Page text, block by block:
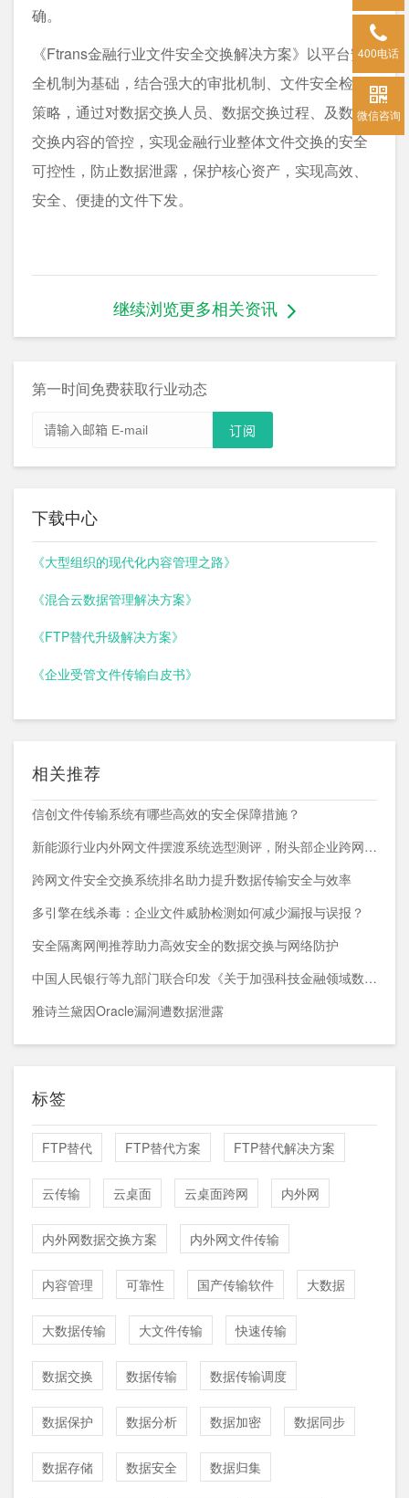
确。
《Ftrans金融行业文件安全交换解决方案》以平台安
全机制为基础，结合强大的审批机制、文件安全检查
策略，通过对数据交换人员、数据交换过程、及数据
交换内容的管控，实现金融行业整体文件交换的安全
可控性，防止数据泄露，保护核心资产，实现高效、
安全、便捷的文件下发。
继续浏览更多相关资讯
第一时间免费获取行业动态
下载中心
《大型组织的现代化内容管理之路》
《混合云数据管理解决方案》
《FTP替代升级解决方案》
《企业受管文件传输白皮书》
相关推荐
信创文件传输系统有哪些高效的安全保障措施？
新能源行业内外网文件摆渡系统选型测评，附头部企业跨网部署案例
跨网文件安全交换系统排名助力提升数据传输安全与效率
多引擎在线杀毒：企业文件威胁检测如何减少漏报与误报？
安全隔离网闸推荐助力高效安全的数据交换与网络防护
中国人民银行等九部门联合印发《关于加强科技金融领域数据开发利用的通知》
雅诗兰黛因Oracle漏洞遭数据泄露
标签
FTP替代 FTP替代方案 FTP替代解决方案
云传输 云桌面 云桌面跨网 内外网
内外网数据交换方案 内外网文件传输
内容管理 可靠性 国产传输软件 大数据
大数据传输 大文件传输 快速传输
数据交换 数据传输 数据传输调度
数据保护 数据分析 数据加密 数据同步
数据存储 数据安全 数据归集
400电话
微信咨询